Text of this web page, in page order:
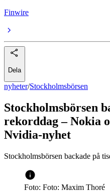
Finwire
Dela
nyheter/Stockholmsbörsen
Stockholmsbörsen
rekorddag – Nokia
Nvidia-nyhet
Stockholmsbörsen backade på
Foto: Foto: Maxim Thoré